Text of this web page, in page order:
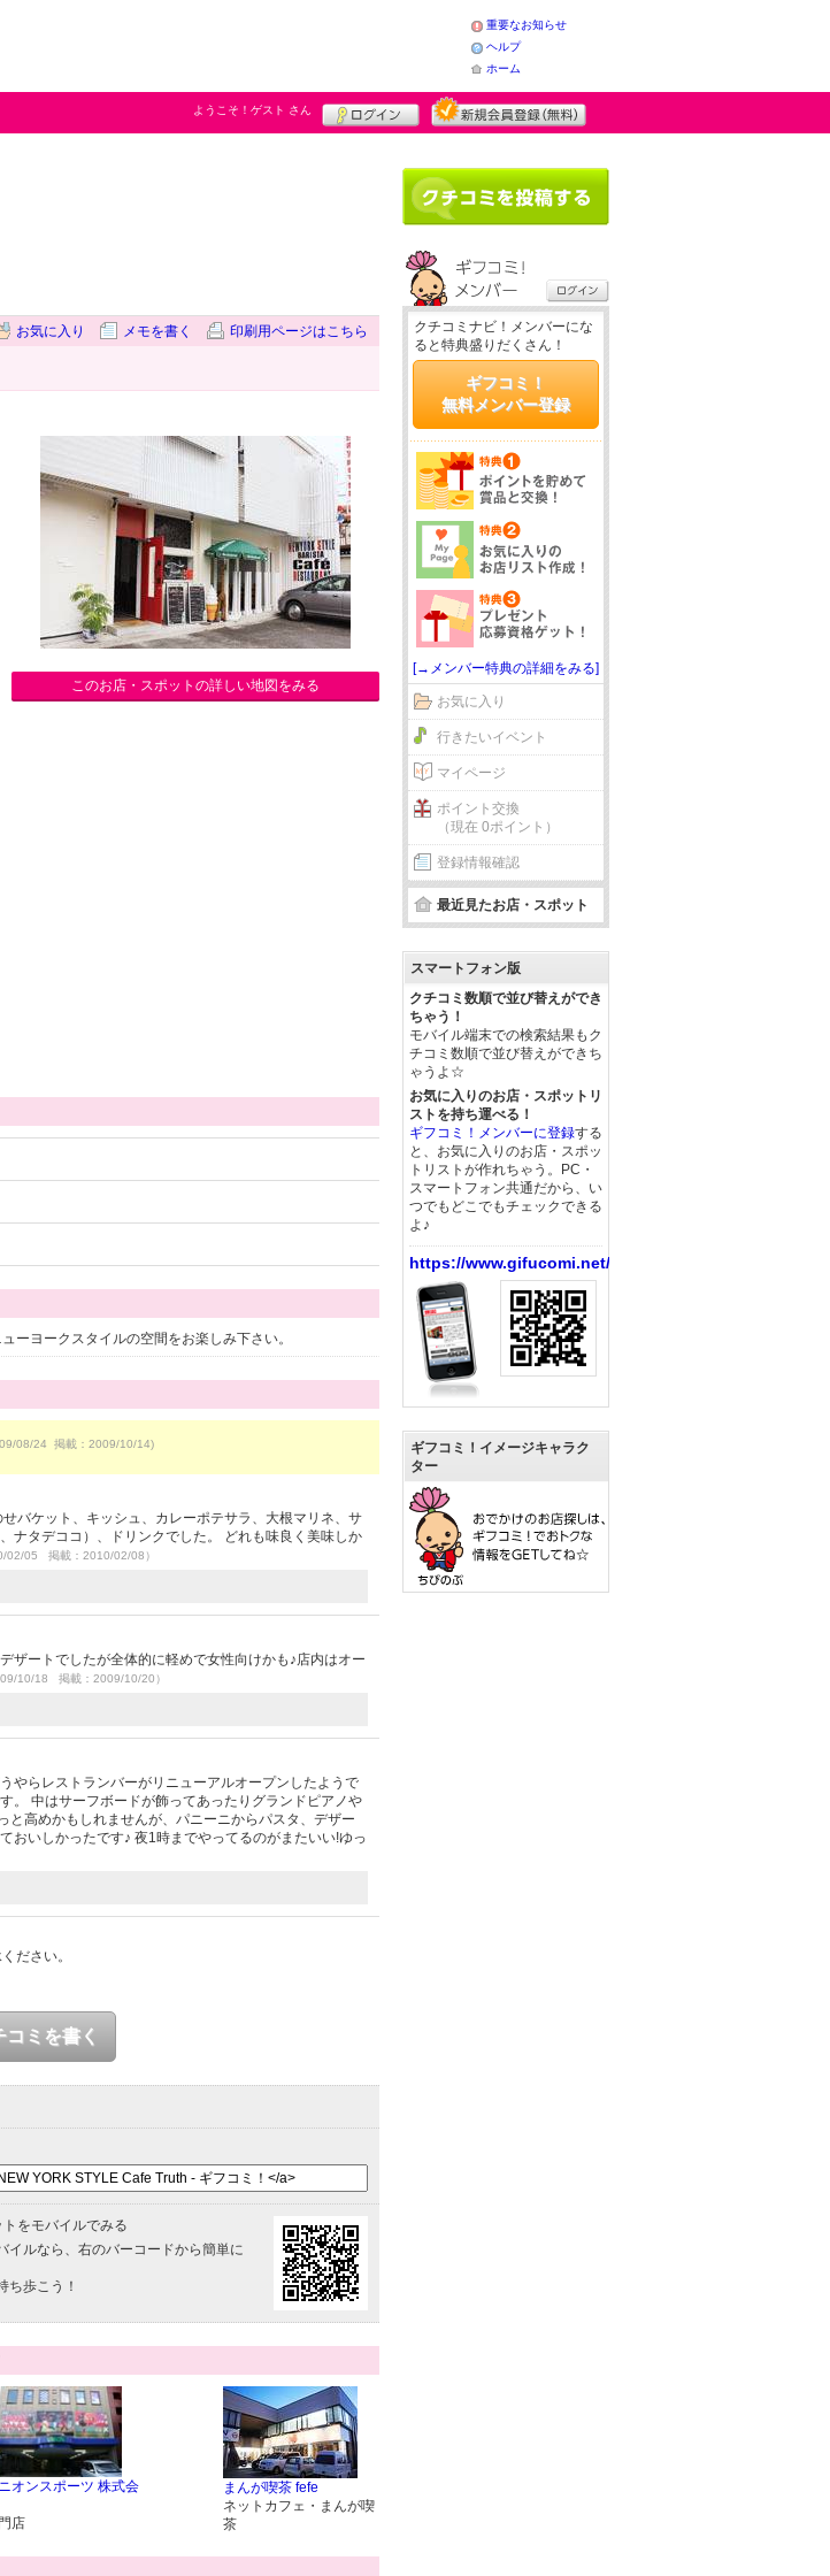
重要なお知らせ
ヘルプ
ホーム
ようこそ！ ゲスト さん
お気に入り メモを書く 印刷用ページはこちら
このお店・スポットの詳しい地図をみる
ーヨークスタイルの空間をお楽しみ下さい。
08/24 掲載：2009/10/14)
バケット、キッシュ、カレーポテサラ、大根マリネ、サ
ナタデココ）、ドリンクでした。 どれも味良く美味しか
02/05 掲載：2010/02/08）
ートでしたが全体的に軽めで女性向けかも♪店内はオー
10/18 掲載：2009/10/20）
やらレストランバーがリニューアルオープンしたようで
中はサーフボードが飾ってあったりグランドピアノや
高めかもしれませんが、パニーニからパスタ、デザー
おいしかったです♪ 夜1時までやってるのがまたいい!ゆっ
ださい。
ミを書く
をモバイルでみる
イルなら、右のバーコードから簡単に
ち歩こう！
オンスポーツ 株式会
店
まんが喫茶 fefe
ネットカフェ・まんが喫
茶
クチコミナビ！メンバーにな
ると特典盛りだくさん！
ギフコミ！
無料メンバー登録
[→メンバー特典の詳細をみる]
お気に入り
行きたいイベント
マイページ
ポイント交換
（現在 0ポイント）
登録情報確認
最近見たお店・スポット
スマートフォン版
クチコミ数順で並び替えができ
ちゃう！
モバイル端末での検索結果もク
チコミ数順で並び替えができち
ゃうよ☆
お気に入りのお店・スポットリ
ストを持ち運べる！
ギフコミ！メンバーに登録する
と、お気に入りのお店・スポッ
トリストが作れちゃう。PC・
スマートフォン共通だから、い
つでもどこでもチェックできる
よ♪
https://www.gifucomi.net/
ギフコミ！イメージキャラク
ター